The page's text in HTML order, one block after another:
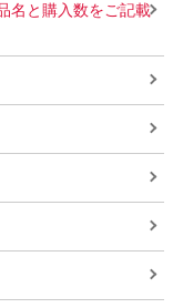
名と購入数をご記載